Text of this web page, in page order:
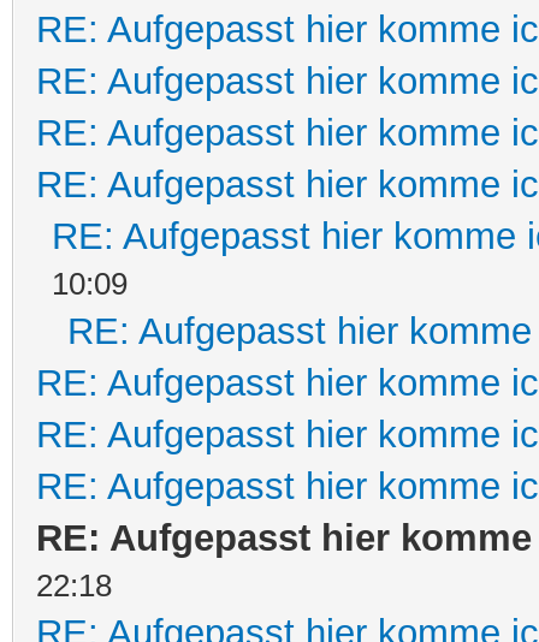
RE: Aufgepasst hier komme
RE: Aufgepasst hier komme
RE: Aufgepasst hier komme
RE: Aufgepasst hier komme
RE: Aufgepasst hier komme
10:09
RE: Aufgepasst hier
RE: Aufgepasst hier komme
RE: Aufgepasst hier komme
RE: Aufgepasst hier komme
RE: Aufgepasst hier
22:18
RE: Aufgepasst hier komme